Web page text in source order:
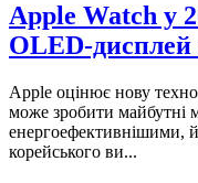
Apple Watch у
OLED-дисплей
Apple оцінює нову
може зробити майбутні
енергоефективнішими,
корейського ви...